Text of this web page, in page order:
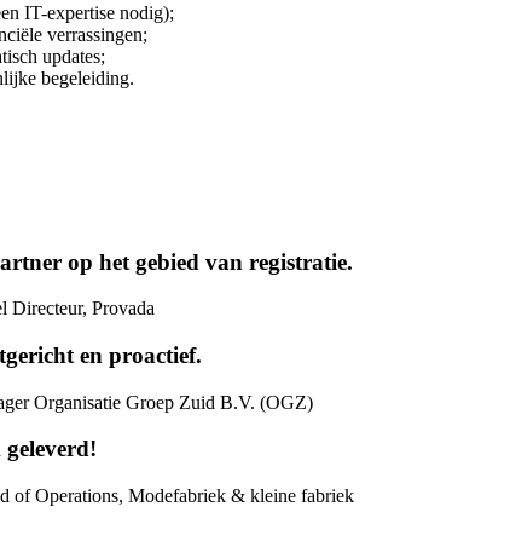
IT-expertise nodig);
verrassingen;
updates;
begeleiding.
op het gebied van registratie.
Provada
en proactief.
Organisatie Groep Zuid B.V. (OGZ)
of Operations, Modefabriek & kleine fabriek